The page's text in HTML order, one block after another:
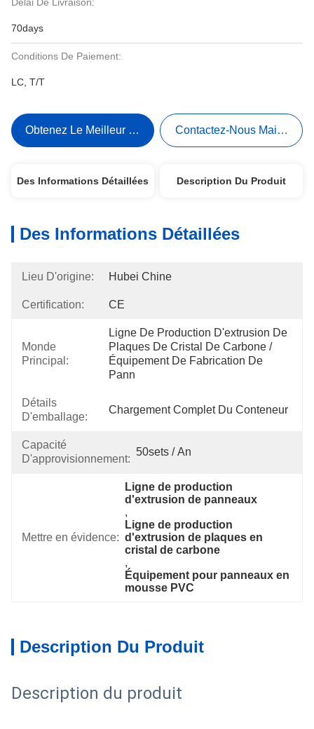
70days
Conditions De Paiement:
LC, T/T
Obtenez Le Meilleur Prix Contactez-Nous Maintenant
Des Informations Détaillées Description Du Produit
Des Informations Détaillées
Lieu D'origine: Hubei Chine
Certification: CE
Monde
Principal:
Ligne De Production D'extrusion De
Plaques De Cristal De Carbone /
Équipement De Fabrication De
Pann
Détails
D'emballage:
Chargement Complet Du Conteneur
Capacité
D'approvisionnement:
50sets / An
Mettre en évidence:
Ligne de production
d'extrusion de panneaux
Ligne de production
d'extrusion de plaques en
cristal de carbone
Équipement pour panneaux en
mousse PVC
Description Du Produit
Description du produit